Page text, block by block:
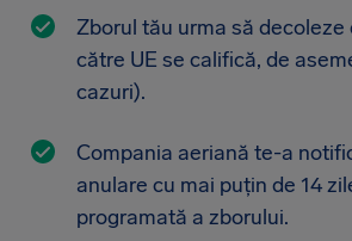
Zborul tău urma să decoleze
către UE se califică, de
cazuri).
Compania aeriană te-a
anulare cu mai puțin de 14
programată a zborului.